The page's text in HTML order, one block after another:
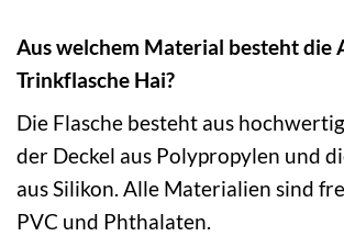
Aus welchem Material besteht die
Trinkflasche Hai?
Die Flasche besteht aus
der Deckel aus Polypropylen und
aus Silikon. Alle Materialien sind
PVC und Phthalaten.